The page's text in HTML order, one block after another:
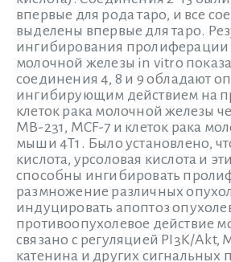
впервые для рода таро, и все
выделены впервые для таро.
ингибирования пролиферации
молочной железы in vitro
соединения 4, 8 и 9 обладают
ингибирующим действием на
клеток рака молочной железы
MB-231, MCF-7 и клеток рака
мыши 4T1. Было установлено,
кислота, урсоловая кислота и
способны ингибировать
размножение различных
индуцировать апоптоз
противоопухолевое действие
связано с регуляцией PI3K/Akt,
катенина и других сигнальных